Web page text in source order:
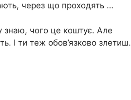
через що проходять …
знаю, чого це коштує. Але
І ти теж обов’язково злетиш.